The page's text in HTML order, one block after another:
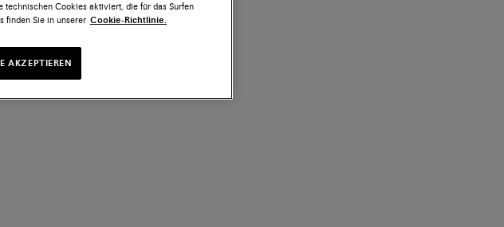
technischen Cookies aktiviert, die für das Surfen
finden Sie in unserer Cookie-Richtlinie.
AKZEPTIEREN